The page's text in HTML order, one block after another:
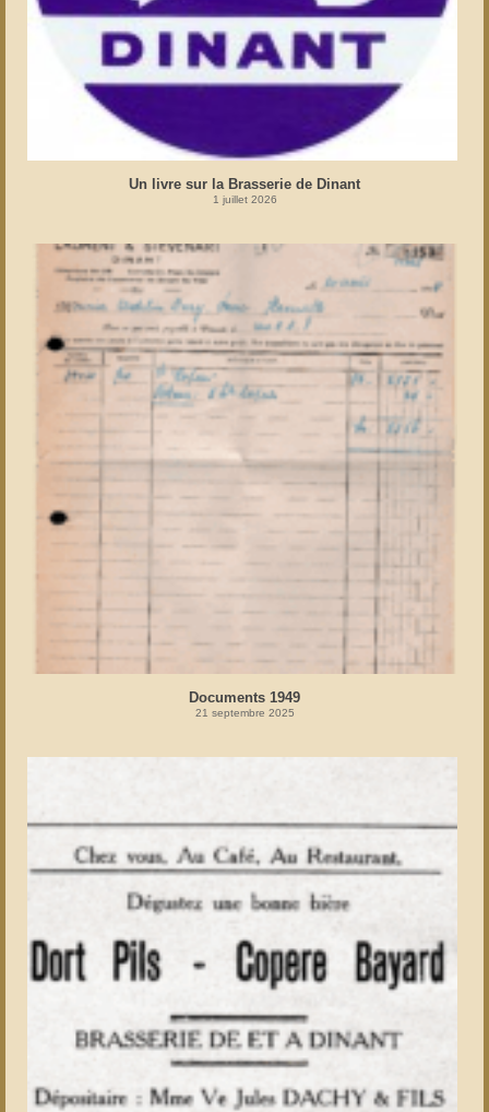
Un livre sur la Brasserie de Dinant
1 juillet 2026
Documents 1949
21 septembre 2025